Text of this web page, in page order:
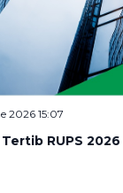
2026 15:07
RUPS 2026